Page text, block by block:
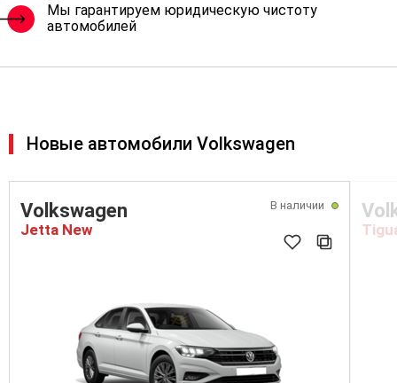
Мы гарантируем юридическую чистоту
автомобилей
Новые автомобили Volkswagen
В наличии
Volkswagen
Jetta New